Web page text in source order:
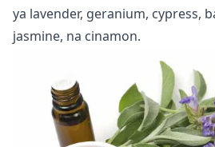
ya lavender, geranium, cypress,
jasmine, na cinamon.